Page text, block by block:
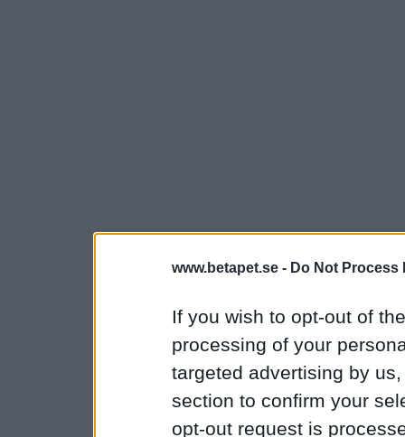
www.betapet.se - Do Not Process
If you wish to opt-out of
processing of your
targeted advertising by
section to confirm your
opt-out request is